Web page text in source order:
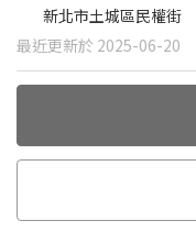
新北市土城區民權街
最近更新於 2025-06-20